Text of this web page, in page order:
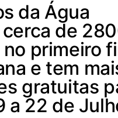
da Água
de
primeiro
e tem
gratuitas
a 22 de